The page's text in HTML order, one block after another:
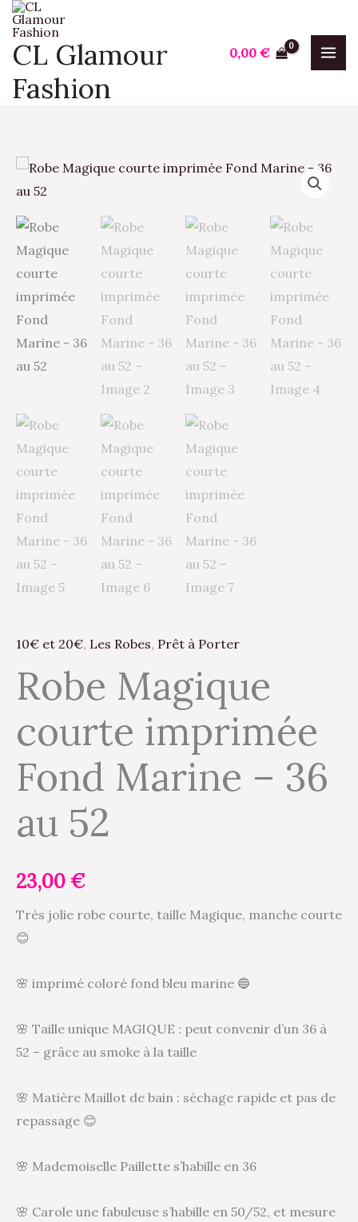
Aller
au
contenu
CL Glamour
Fashion
0,00€
10€ et 20€, Les Robes, Prêt à Porter
Robe Magique
courte imprimée
Fond Marine – 36
au 52
23,00€
Très jolie robe courte, taille Magique, manche courte
😊
🌸 imprimé coloré fond bleu marine 🔵
🌸 Taille unique MAGIQUE : peut convenir d’un 36 à
52 – grâce au smoke à la taille
🌸 Matière Maillot de bain : séchage rapide et pas de
repassage 😊
🌸 Mademoiselle Paillette s’habille en 36
🌸 Carole une fabuleuse s’habille en 50/52, et mesure